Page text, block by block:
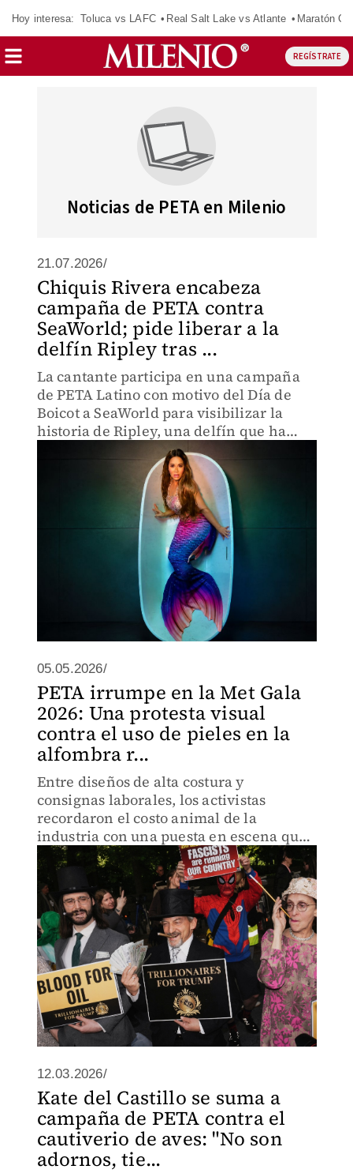
Hoy interesa: Toluca vs LAFC Real Salt Lake vs Atlante Maratón
REGÍSTRATE
Noticias de PETA en Milenio
21.07.2026/
Chiquis Rivera encabeza
campaña de PETA contra
SeaWorld; pide liberar a la
delfín Ripley tras ...
La cantante participa en una campaña
de PETA Latino con motivo del Día de
Boicot a SeaWorld para visibilizar la
historia de Ripley, una delfín que ha
vivido toda su vida en cautiverio.
05.05.2026/
PETA irrumpe en la Met Gala
2026: Una protesta visual
contra el uso de pieles en la
alfombra r...
Entre diseños de alta costura y
consignas laborales, los activistas
recordaron el costo animal de la
industria con una puesta en escena que
no pasó desapercibida para las cámaras.
12.03.2026/
Kate del Castillo se suma a
campaña de PETA contra el
cautiverio de aves: "No son
adornos, tie...